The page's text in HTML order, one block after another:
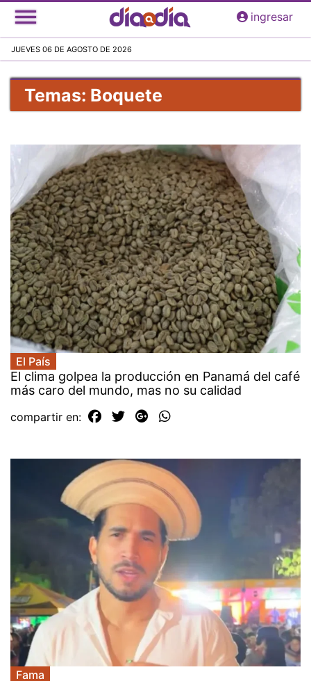
Pasar
al
principal
ingresar
JUEVES 06 DE AGOSTO DE 2026
Temas: Boquete
El País
El clima golpea la producción en Panamá del café
más caro del mundo, mas no su calidad
compartir en:
Fama